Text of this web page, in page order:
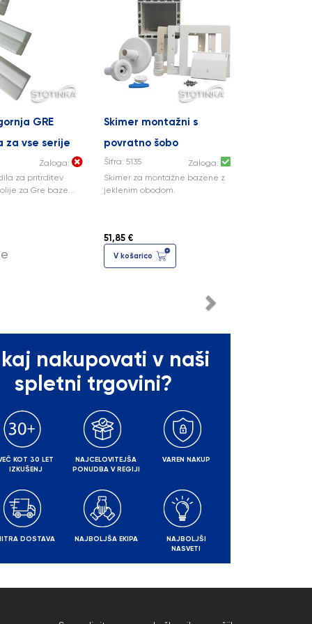
GRE
za vse serije
Zaloga:
za pritrditev
za Gre baze...
Skimer montažni s
povratno šobo
Šifra: 5135
Zaloga:
Skimer za montažne bazene z
jeklenim obodom.
51,85 €
V košarico
nakupovati v naši
spletni trgovini?
KOT 30 LET
IZKUŠENJ
NAJCELOVITEJŠA
PONUDBA V REGIJI
VAREN NAKUP
DOSTAVA NAJBOLJŠA EKIPA
NAJBOLJŠI
NASVETI